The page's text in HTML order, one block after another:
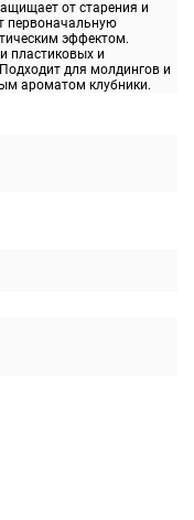
от старения и
первоначальную
эффектом.
пластиковых и
для молдингов и
ароматом клубники.